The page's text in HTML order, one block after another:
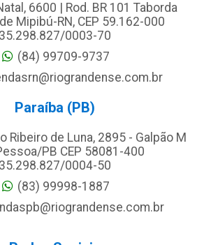
6600 | Rod. BR 101 Taborda
Mipibú-RN, CEP 59.162-000
35.298.827/0003-70
(84) 99709-9737
Paraíba (PB)
Ribeiro de Luna, 2895 - Galpão M
PB CEP 58081-400
35.298.827/0004-50
(83) 99998-1887